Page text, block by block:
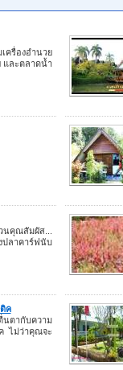
ครื่องอำนวย
และตลาดน้ำ
คุณสัมผัส...
ปลาคาร์ฟนับ
ค
ตากับความ
ไม่ว่าคุณจะ